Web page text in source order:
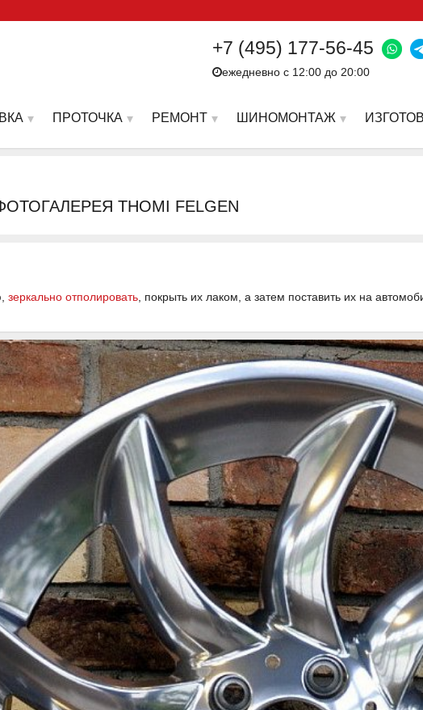
+7 (495) 177-56-45
ежедневно с 12:00 до 20:00
ПРОТОЧКА РЕМОНТ ШИНОМОНТАЖ
THOMI FELGEN
зеркально отполировать , покрыть их лаком, а затем поставить их на